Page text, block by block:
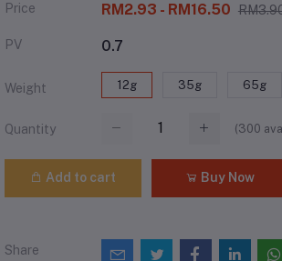
Price RM2.93 - RM16.50
PV 0.7
Weight 12g 35g 65g
Quantity (300
Add to cart Buy Now
Share